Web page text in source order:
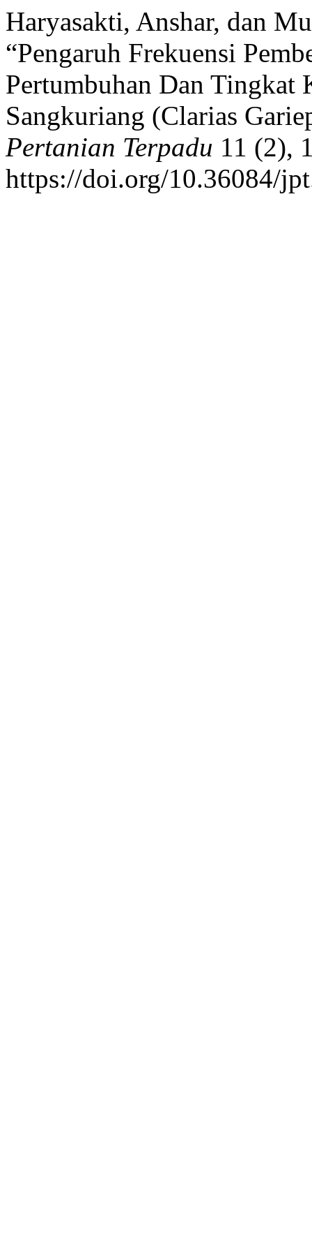
Haryasakti, Anshar, dan
“Pengaruh Frekuensi
Pertumbuhan Dan Tingkat
Sangkuriang (Clarias
Pertanian Terpadu 11 (2),
https://doi.org/10.36084/